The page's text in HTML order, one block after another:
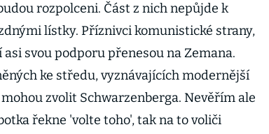
rozpolceni. Část z nich nepůjde k
lístky. Příznivci komunistické strany,
svou podporu přenesou na Zemana.
ke středu, vyznávajících modernější
zvolit Schwarzenberga. Nevěřím ale
řekne 'volte toho', tak na to voliči